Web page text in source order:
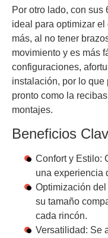
Por otro lado, con sus
ideal para optimizar
más, al no tener
movimiento y es más
configuraciones,
instalación, por lo que
pronto como la
montajes.
Beneficios
Confort y Estilo:
una experiencia
Optimización
su tamaño
cada rincón.
Versatilidad: Se